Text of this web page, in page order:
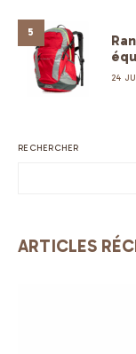
5
24
RECHERCHER
ARTICLES